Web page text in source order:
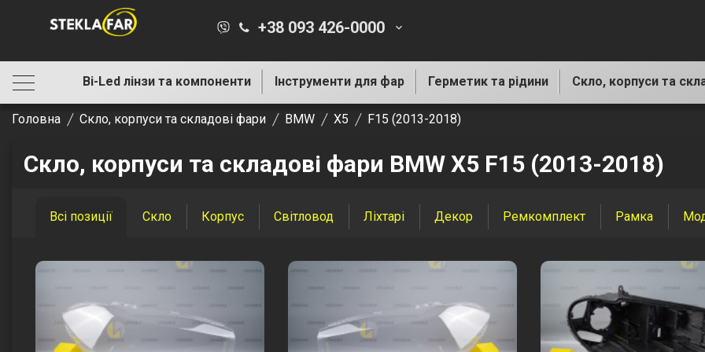
+38 093 426-0000 keyboard_arrow_down
Bi-Led лінзи та компоненти Інструменти для фар Герметик та рідини Скло, корпуси та
Головна Скло, корпуси та складові фари BMW X5 F15 (2013-2018)
Скло, корпуси та складові фари BMW X5 F15 (2013-2018)
Всі позиції Скло Корпус Світловод Ліхтарі Декор Ремкомплект Рамка